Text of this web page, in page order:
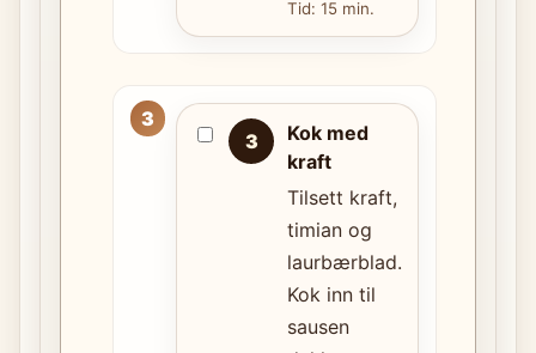
Tid: 15 min.
3
Kok med
kraft
Tilsett kraft,
timian og
laurbærblad.
Kok inn til
sausen